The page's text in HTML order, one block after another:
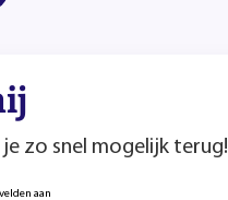
je zo snel mogelijk terug!
aan